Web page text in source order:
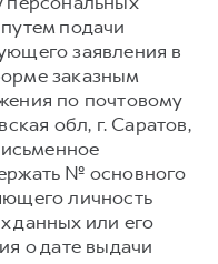
подачи
заявления в
заказным
по почтовому
обл, г. Саратов,
№ основного
личность
данных или его
о дате выдачи